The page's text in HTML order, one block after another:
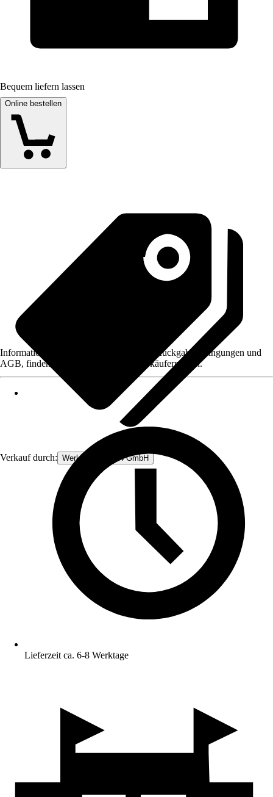
Bequem liefern lassen
Online bestellen
Verkauf durch: Werkzeugstore24 GmbH
Informationen des Verkäufers, wie z. B. Rückgabebedingungen und
AGB, finden Sie bei Klick auf den Verkäufernamen.
Lieferzeit ca. 6-8 Werktage